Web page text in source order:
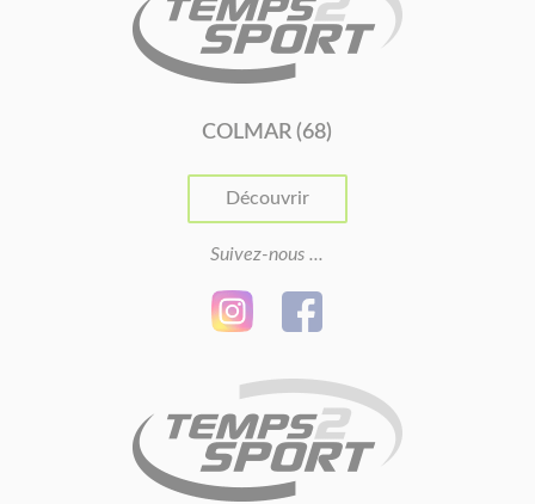
COLMAR (68)
Découvrir
Suivez-nous ...